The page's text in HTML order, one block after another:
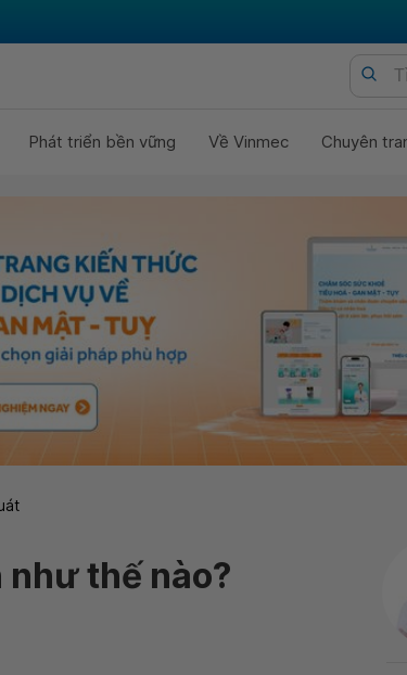
Phát triển bền vững Về Vinmec Chuyên
thế nào?